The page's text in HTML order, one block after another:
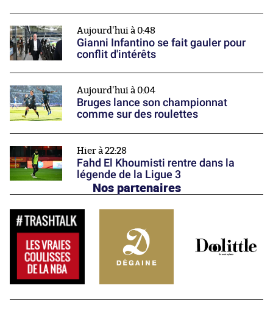
Aujourd'hui à 0:48
Gianni Infantino se fait gauler pour
conflit d'intérêts
Aujourd'hui à 0:04
Bruges lance son championnat
comme sur des roulettes
Hier à 22:28
Fahd El Khoumisti rentre dans la
légende de la Ligue 3
Nos partenaires